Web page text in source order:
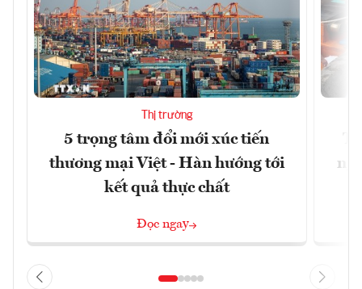
Thị trường
5 trọng tâm đổi mới xúc tiến
thương mại Việt - Hàn hướng tới
kết quả thực chất
Đọc ngay